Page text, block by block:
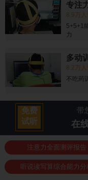
专注
8.9万人
5+5+1
力
多动
8.2万人
不吃药
带
在
免费
试听
注意力全面测评报告
听说读写算综合能力分